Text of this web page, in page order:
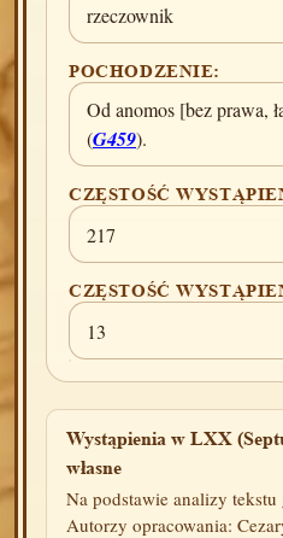
rzeczownik
POCHODZENIE:
Od anomos [bez prawa,
(G459).
CZĘSTOŚĆ
217
CZĘSTOŚĆ
13
Wystąpienia w LXX
własne
Na podstawie analizy
Autorzy opracowania: